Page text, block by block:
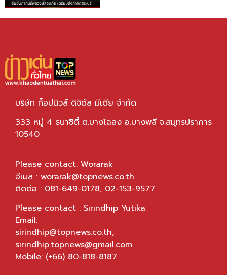
บริษัท ท็อปนิวส์ ดิจิตัล มีเดีย จำกัด
333 หมู่ 4 ธนาซิตี้ ต.บางโฉลง อ.บางพลี จ.สมุทรปราการ
10540
Please contact: Worarak
อีเมล : worarak@topnews.co.th
ติดต่อ : 081-649-0178, 02-153-9577
Please contact : Sirindhip Yutika
Email:
sirindhip@topnews.co.th,
sirindhip.topnews@gmail.com
Mobile: (+66) 80-818-8187